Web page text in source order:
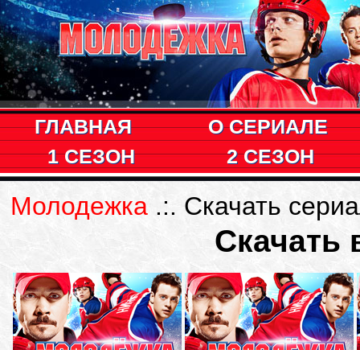
ГЛАВНАЯ
О СЕРИАЛЕ
1 СЕЗОН
2 СЕЗОН
Молодежка .:. Скачать
Скачать